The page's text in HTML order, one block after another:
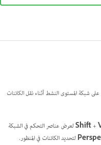
على شبكة المستوى النشط أثناء نقل الكائنات
Shift+
لعرض عناصر التحكم في الشبكة
لتحديد الكائنات في المنظور.